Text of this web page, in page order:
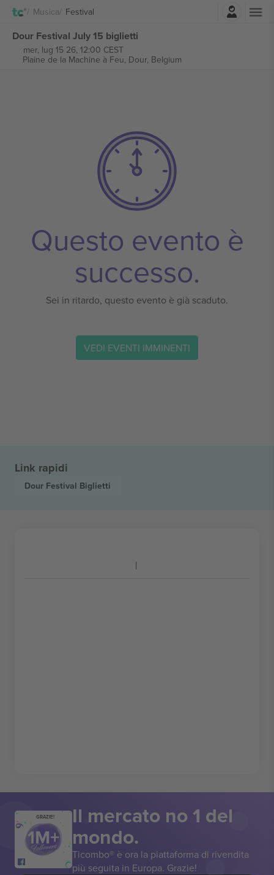
Musica Festival
Dour Festival July 15 biglietti
mer, lug 15 26, 12:00 CEST
Plaine de la Machine à Feu, Dour, Belgium
Questo evento è
successo.
Sei in ritardo, questo evento è già scaduto.
VEDI EVENTI IMMINENTI
Link rapidi
Dour Festival Biglietti
GRAZIE! Il mercato no 1 del
mondo.
Ticombo® è ora la piattaforma di rivendita
più seguita in Europa. Grazie!